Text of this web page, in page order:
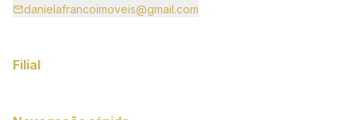
danielafrancoimoveis@gmail.com
Filial